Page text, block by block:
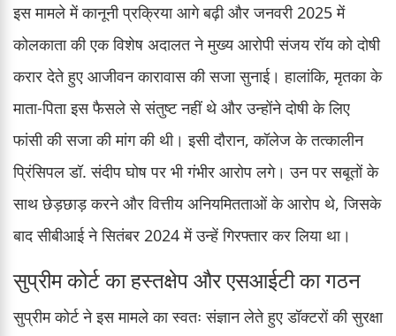
इस मामले में कानूनी प्रक्रिया आगे बढ़ी और जनवरी 2025 में
कोलकाता की एक विशेष अदालत ने मुख्य आरोपी संजय रॉय को दोषी
करार देते हुए आजीवन कारावास की सजा सुनाई। हालांकि, मृतका के
माता-पिता इस फैसले से संतुष्ट नहीं थे और उन्होंने दोषी के लिए
फांसी की सजा की मांग की थी। इसी दौरान, कॉलेज के तत्कालीन
प्रिंसिपल डॉ. संदीप घोष पर भी गंभीर आरोप लगे। उन पर सबूतों के
साथ छेड़छाड़ करने और वित्तीय अनियमितताओं के आरोप थे, जिसके
बाद सीबीआई ने सितंबर 2024 में उन्हें गिरफ्तार कर लिया था।
सुप्रीम कोर्ट का हस्तक्षेप और एसआईटी का गठन
सुप्रीम कोर्ट ने इस मामले का स्वतः संज्ञान लेते हुए डॉक्टरों की सुरक्षा